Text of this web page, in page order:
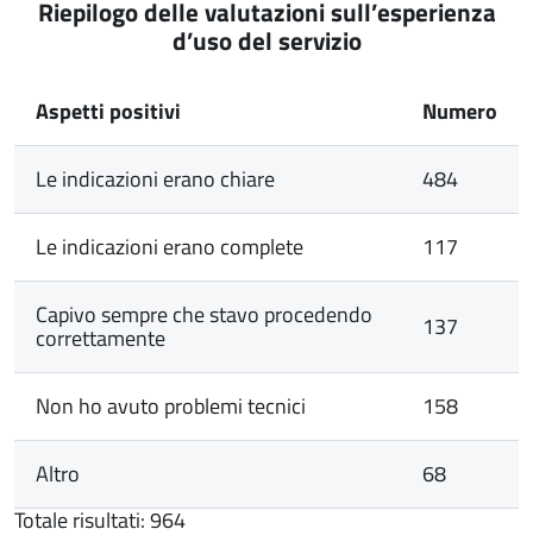
Riepilogo delle valutazioni sull’esperienza
d’uso del servizio
Aspetti positivi Numero
Le indicazioni erano chiare 484
Le indicazioni erano complete 117
Capivo sempre che stavo procedendo
correttamente 137
Non ho avuto problemi tecnici 158
Altro
68
Totale risultati: 964